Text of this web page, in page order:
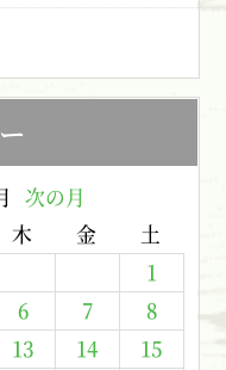
次の月
木 金
土
1
6 7
8
13 14
15